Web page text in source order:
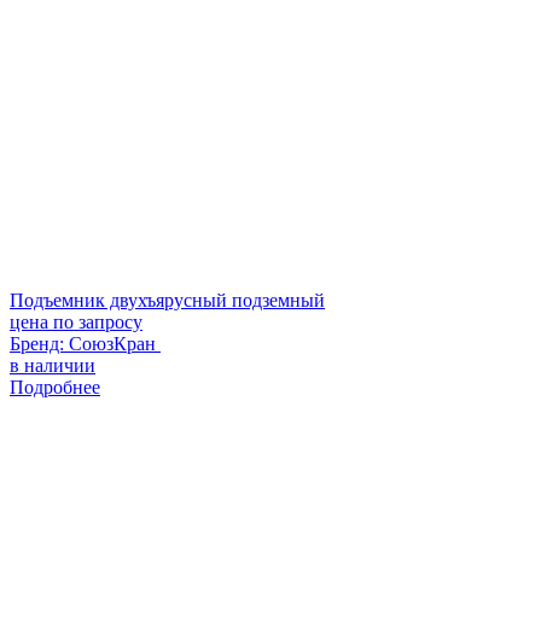
Подъемник двухъярусный подземный
цена по запросу
Бренд: СоюзКран
в наличии
Подробнее